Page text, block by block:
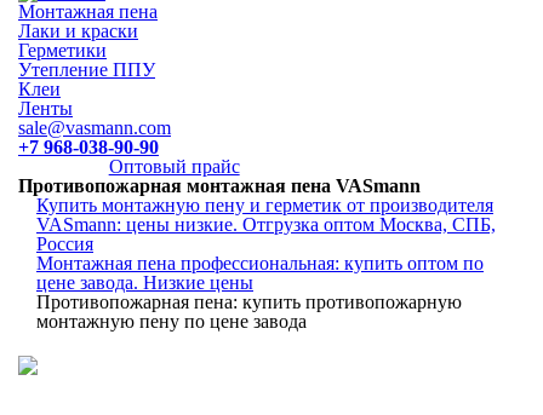
Монтажная пена
Лаки и краски
Герметики
Утепление ППУ
Клеи
Ленты
sale@vasmann.com
+7 968-038-90-90
Оптовый прайс
Противопожарная монтажная пена VASmann
Купить монтажную пену и герметик от производителя
VASmann: цены низкие. Отгрузка оптом Москва, СПБ,
Россия
Монтажная пена профессиональная: купить оптом по
цене завода. Низкие цены
Противопожарная пена: купить противопожарную
монтажную пену по цене завода